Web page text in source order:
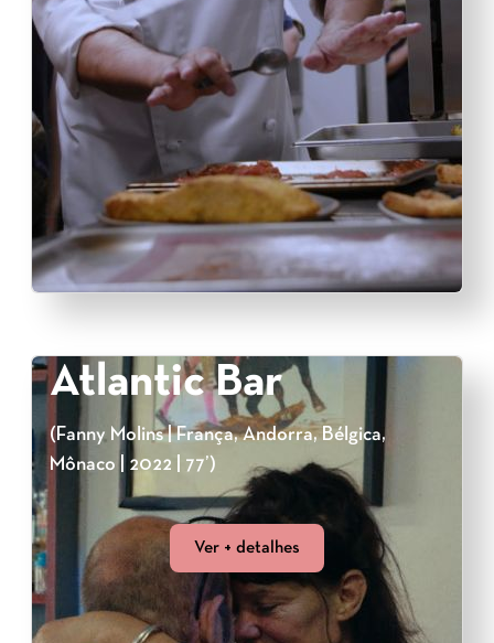
Atlantic Bar
(Fanny Molins | França, Andorra, Bélgica,
Mônaco | 2022 | 77’)
Ver + detalhes